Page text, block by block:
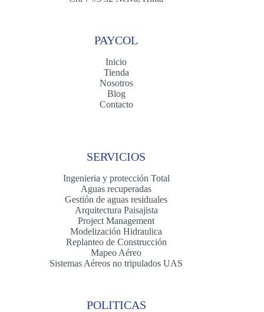
PAYCOL
Inicio
Tienda
Nosotros
Blog
Contacto
SERVICIOS
Ingenieria y protección Total
Aguas recuperadas
Gestión de aguas residuales
Arquitectura Paisajista
Project Management
Modelización Hidraulica
Replanteo de Construcción
Mapeo Aéreo
Sistemas Aéreos no tripulados UAS
POLITICAS